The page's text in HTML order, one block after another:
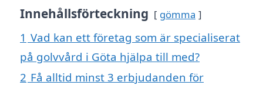
Innehållsförteckning gömma
1 Vad kan ett företag som är specialiserat
på golvvård i Göta hjälpa till med?
2 Få alltid minst 3 erbjudanden för